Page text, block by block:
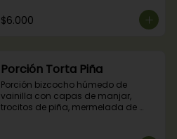
crema de pistachos.
$6.000
Porción Torta Piña
Porción bizcocho húmedo de
vainilla con capas de manjar,
trocitos de piña, mermelada de